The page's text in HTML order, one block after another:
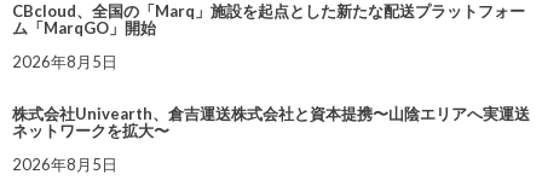
CBcloud、全国の「Marq」施設を起点とした新たな配送プラットフォー
ム「MarqGO」開始
2026年8月5日
株式会社Univearth、倉吉運送株式会社と資本提携〜山陰エリアへ実運送
ネットワークを拡大〜
2026年8月5日